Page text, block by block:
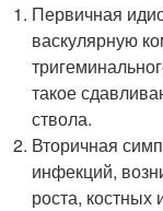
Первичная
васкулярную
такое
ствола.
Вторичная
инфекций,
роста, костных